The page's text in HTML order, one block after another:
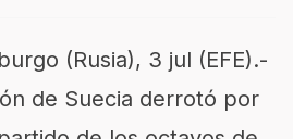
(Rusia), 3 jul (EFE).-
de Suecia derrotó por